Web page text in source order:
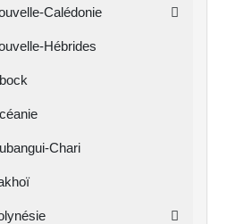
Calédonie
Hébrides
Chari